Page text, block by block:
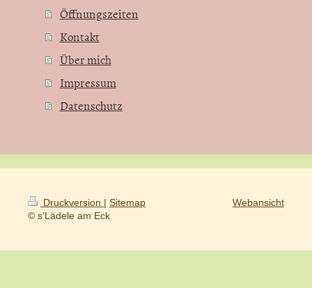
Öffnungszeiten
Kontakt
Über mich
Impressum
Datenschutz
Druckversion | Sitemap
© s'Lädele am Eck
Webansicht